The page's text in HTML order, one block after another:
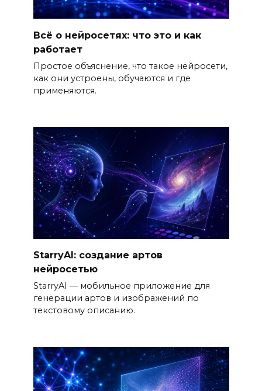
Всё о нейросетях: что это и как
работает
Простое объяснение, что такое нейросети,
как они устроены, обучаются и где
применяются.
StarryAI: создание артов
нейросетью
StarryAI — мобильное приложение для
генерации артов и изображений по
текстовому описанию.